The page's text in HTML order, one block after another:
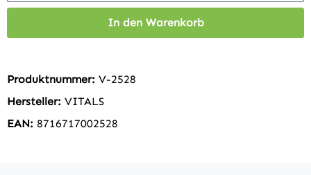
In den Warenkorb
Produktnummer: V-2528
Hersteller: VITALS
EAN: 8716717002528